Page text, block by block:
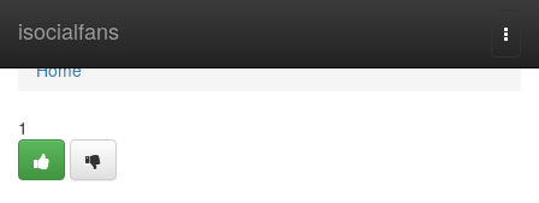
isocialfans
Home
Home
1